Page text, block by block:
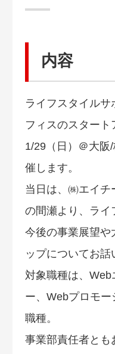
内容
ライフスタイルサ
フィスのスタート
1/29（日）＠大阪
催します。
当日は、㈱エイ
の間瀬より、ライ
今後の事業展望や
ップについてお話
対象職種は、
ー、Webプロモ
職種。
事業部責任者とも